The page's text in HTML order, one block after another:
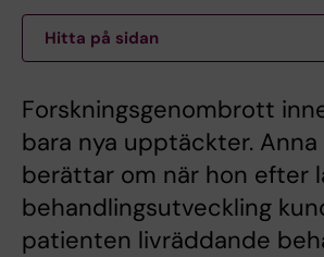
Hitta på sidan
Forskningsgenombrott
bara nya upptäckter.
berättar om när hon efter
behandlingsutveckling
patienten livräddande